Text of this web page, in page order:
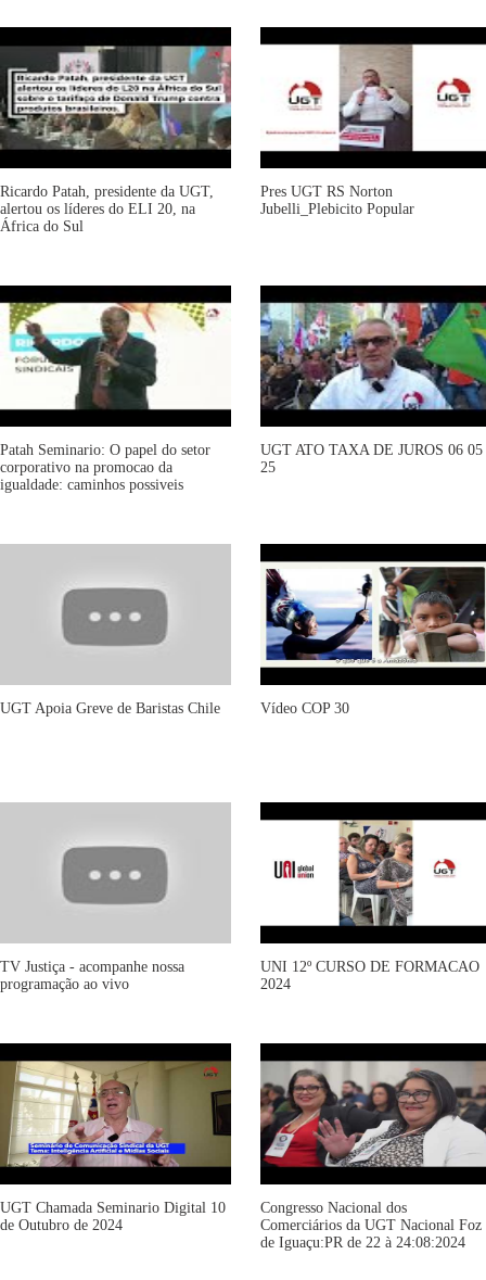
Ricardo Patah, presidente da UGT,
alertou os líderes do ELI 20, na
África do Sul
Pres UGT RS Norton
Jubelli_Plebicito Popular
Patah Seminario: O papel do setor
corporativo na promocao da
igualdade: caminhos possiveis
UGT ATO TAXA DE JUROS 06 05
25
UGT Apoia Greve de Baristas Chile Vídeo COP 30
TV Justiça - acompanhe nossa
programação ao vivo
UNI 12º CURSO DE FORMACAO
2024
UGT Chamada Seminario Digital 10
de Outubro de 2024
Congresso Nacional dos
Comerciários da UGT Nacional Foz
de Iguaçu:PR de 22 à 24:08:2024